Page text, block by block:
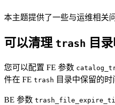
本主题提供了一些与运维相关
可以清理 trash 目录
您可以配置 FE 参数
件在 FE trash 目录中保留的时
BE 参数